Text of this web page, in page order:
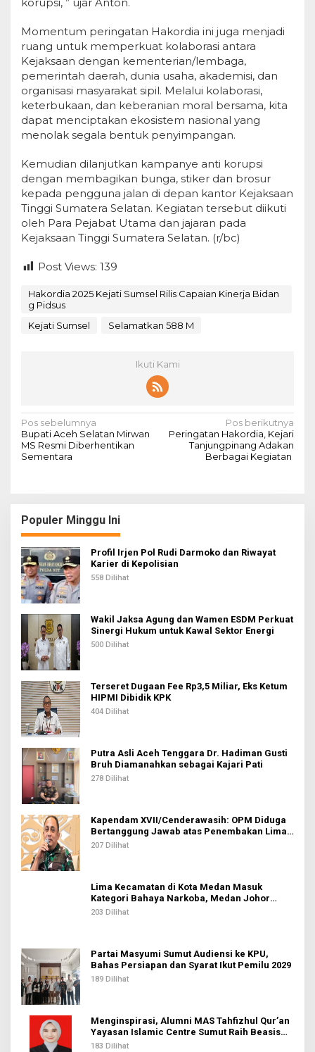
Momentum peringatan Hakordia ini juga menjadi
ruang untuk memperkuat kolaborasi antara
Kejaksaan dengan kementerian/lembaga,
pemerintah daerah, dunia usaha, akademisi, dan
organisasi masyarakat sipil. Melalui kolaborasi,
keterbukaan, dan keberanian moral bersama, kita
dapat menciptakan ekosistem nasional yang
menolak segala bentuk penyimpangan.
Kemudian dilanjutkan kampanye anti korupsi
dengan membagikan bunga, stiker dan brosur
kepada pengguna jalan di depan kantor Kejaksaan
Tinggi Sumatera Selatan. Kegiatan tersebut diikuti
oleh Para Pejabat Utama dan jajaran pada
Kejaksaan Tinggi Sumatera Selatan. (r/bc)
Post Views: 139
Hakordia 2025 Kejati Sumsel Rilis Capaian Kinerja Bidan
g Pidsus
Kejati Sumsel
Selamatkan 588 M
Ikuti Kami
N
a
v
a
s
i
p
o
s
Pos sebelumnya
Bupati Aceh Selatan Mirwan
MS Resmi Diberhentikan
Sementara
Pos berikutnya
Peringatan Hakordia, Kejari
Tanjungpinang Adakan
Berbagai Kegiatan
Populer Minggu Ini
Profil Irjen Pol Rudi Darmoko dan Riwayat
Karier di Kepolisian
558 Dilihat
Wakil Jaksa Agung dan Wamen ESDM Perkuat
Sinergi Hukum untuk Kawal Sektor Energi
500 Dilihat
Terseret Dugaan Fee Rp3,5 Miliar, Eks Ketum
HIPMI Dibidik KPK
404 Dilihat
Putra Asli Aceh Tenggara Dr. Hadiman Gusti
Bruh Diamanahkan sebagai Kajari Pati
278 Dilihat
Kapendam XVII/Cenderawasih: OPM Diduga
Bertanggung Jawab atas Penembakan Lima
Pekerja di Tolikara
207 Dilihat
Lima Kecamatan di Kota Medan Masuk
Kategori Bahaya Narkoba, Medan Johor
Tertinggi
203 Dilihat
Partai Masyumi Sumut Audiensi ke KPU,
Bahas Persiapan dan Syarat Ikut Pemilu 2029
189 Dilihat
Menginspirasi, Alumni MAS Tahfizhul Qur’an
Yayasan Islamic Centre Sumut Raih Beasiswa
BIB Kemenag
183 Dilihat